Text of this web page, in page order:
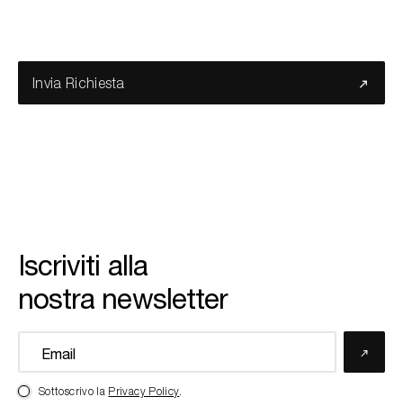
Invia Richiesta
Iscriviti alla
nostra newsletter
Sottoscrivo la Privacy Policy.